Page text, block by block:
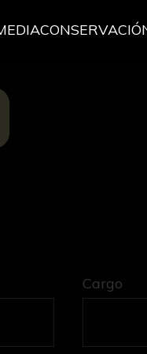
Cargo